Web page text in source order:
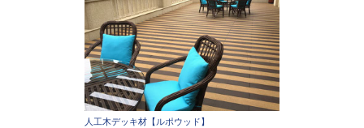
人工木デッキ材【ルポウッド】